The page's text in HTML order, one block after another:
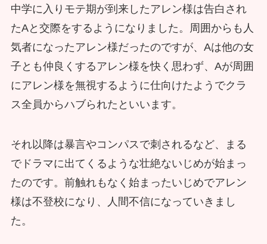
中学に入りモテ期が到来したアレン様は告白され
たAと交際をするようになりました。周囲からも人
気者になったアレン様だったのですが、Aは他の女
子とも仲良くするアレン様を快く思わず、Aが周囲
にアレン様を無視するように仕向けたようでクラ
ス全員からハブられたといいます。
それ以降は暴言やコンパスで刺されるなど、まる
でドラマに出てくるような壮絶ないじめが始まっ
たのです。前触れもなく始まったいじめでアレン
様は不登校になり、人間不信になっていきまし
た。